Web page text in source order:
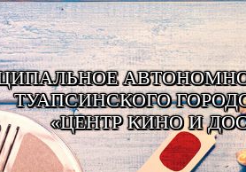
ТУАПСИНСКОГО
«ЦЕНТР КИНО И